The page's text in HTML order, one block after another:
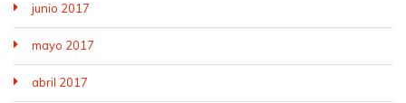
junio 2017
mayo 2017
abril 2017